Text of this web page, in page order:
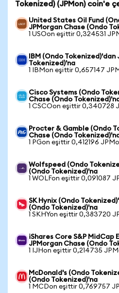
Tokenized) (JPMon) coin'e
United States Oil Fund
JPMorgan Chase (Ondo
1 USOon eşittir 0,324531
IBM (Ondo
Tokenized)'na
1 IBMon eşittir 0,657147
Cisco Systems (Ondo
Chase (Ondo
1 CSCOon eşittir 0,340728
Procter & Gamble (Ondo
Chase (Ondo
1 PGon eşittir 0,412196
Wolfspeed (Ondo
(Ondo Tokenized)'na
1 WOLFon eşittir 0,091087
SK Hynix (Ondo
(Ondo Tokenized)'na
1 SKHYon eşittir 0,383720
iShares Core S&P MidCap
JPMorgan Chase (Ondo
1 IJHon eşittir 0,214735
McDonald's (Ondo
(Ondo Tokenized)'na
1 MCDon eşittir 0,769757